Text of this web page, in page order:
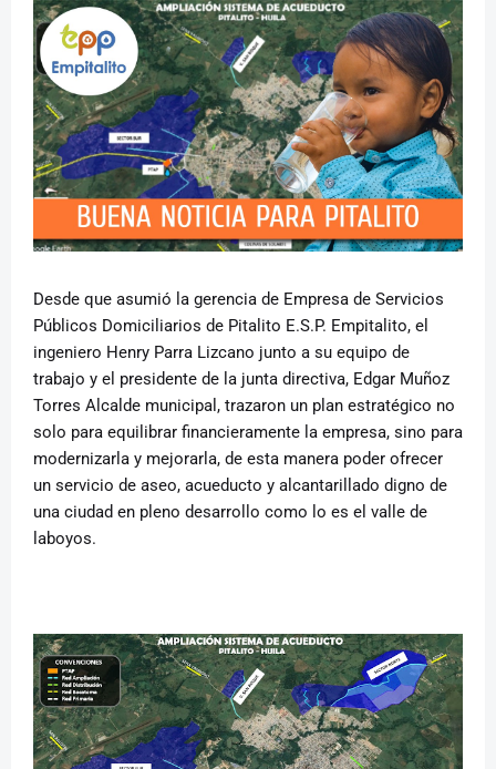
Desde que asumió la gerencia de Empresa de Servicios
Públicos Domiciliarios de Pitalito E.S.P. Empitalito, el
ingeniero Henry Parra Lizcano junto a su equipo de
trabajo y el presidente de la junta directiva, Edgar Muñoz
Torres Alcalde municipal, trazaron un plan estratégico no
solo para equilibrar financieramente la empresa, sino para
modernizarla y mejorarla, de esta manera poder ofrecer
un servicio de aseo, acueducto y alcantarillado digno de
una ciudad en pleno desarrollo como lo es el valle de
laboyos.